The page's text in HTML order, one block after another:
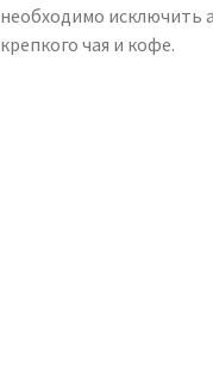
необходимо исключить
крепкого чая и кофе.